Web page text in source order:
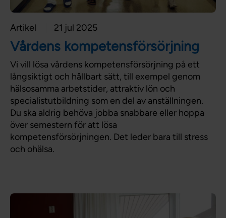
Artikel 21 jul 2025
Vårdens kompetensförsörjning
Vi vill lösa vårdens kompetensförsörjning på ett
långsiktigt och hållbart sätt, till exempel genom
hälsosamma arbetstider, attraktiv lön och
specialistutbildning som en del av anställningen.
Du ska aldrig behöva jobba snabbare eller hoppa
över semestern för att lösa
kompetensförsörjningen. Det leder bara till stress
och ohälsa.